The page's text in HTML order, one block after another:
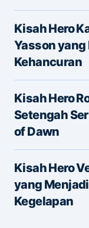
E-mail
Save my
next time I
Kisah Hero
Yasson
Kehancuran
Kisah Hero
Setengah
of Dawn
Kisah Hero
yang
Kegelapan